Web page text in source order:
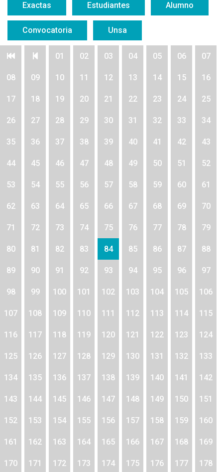
Exactas Estudiantes Alumno
Convocatoria Unsa
01 02 03 04 05 06 07
08 09 10 11 12 13 14 15 16
17 18 19 20 21 22 23 24 25
26 27 28 29 30 31 32 33 34
35 36 37 38 39 40 41 42 43
44 45 46 47 48 49 50 51 52
53 54 55 56 57 58 59 60 61
62 63 64 65 66 67 68 69 70
71 72 73 74 75 76 77 78 79
80 81 82 83 84 85 86 87 88
89 90 91 92 93 94 95 96 97
98 99 100 101 102 103 104 105 106
107 108 109 110 111 112 113 114 115
116 117 118 119 120 121 122 123 124
125 126 127 128 129 130 131 132 133
134 135 136 137 138 139 140 141 142
143 144 145 146 147 148 149 150 151
152 153 154 155 156 157 158 159 160
161 162 163 164 165 166 167 168 169
170 171 172 173 174 175 176 177 178